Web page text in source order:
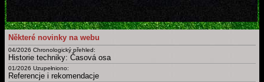
Některé novinky na webu
04/2026 Chronologický přehled:
Historie techniky: Časová osa
01/2026 Uzupełniono:
Referencje i rekomendacje